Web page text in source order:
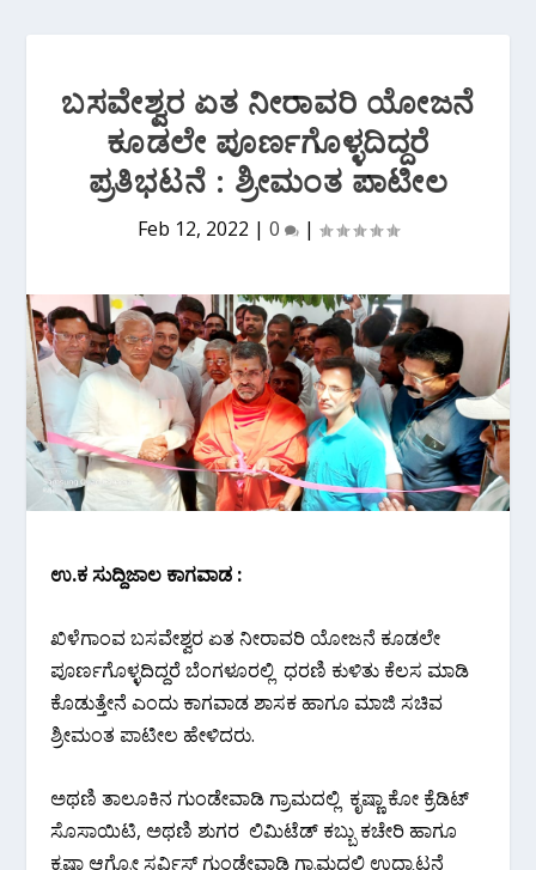
ಬಸವೇಶ್ವರ ಏತ ನೀರಾವರಿ ಯೋಜನೆ
ಕೂಡಲೇ ಪೂರ್ಣಗೊಳ್ಳದಿದ್ದರೆ
ಪ್ರತಿಭಟನೆ : ಶ್ರೀಮಂತ ‌ಪಾಟೀಲ
Feb 12, 2022 | 0 |
ಉ.ಕ ಸುದ್ದಿಜಾಲ ಕಾಗವಾಡ :
ಖಿಳೆಗಾಂವ ಬಸವೇಶ್ವರ ಏತ ನೀರಾವರಿ ಯೋಜನೆ ಕೂಡಲೇ
ಪೂರ್ಣಗೊಳ್ಳದಿದ್ದರೆ ಬೆಂಗಳೂರಲ್ಲಿ ಧರಣಿ ಕುಳಿತು ಕೆಲಸ ಮಾಡಿ
ಕೊಡುತ್ತೇನೆ ಎಂದು ಕಾಗವಾಡ ಶಾಸಕ ಹಾಗೂ ಮಾಜಿ ಸಚಿವ
ಶ್ರೀಮಂತ ಪಾಟೀಲ ಹೇಳಿದರು.
ಅಥಣಿ ತಾಲೂಕಿನ ಗುಂಡೇವಾಡಿ ಗ್ರಾಮದಲ್ಲಿ ಕೃಷ್ಣಾ ಕೋ ಕ್ರೆಡಿಟ್
ಸೊಸಾಯಿಟಿ, ಅಥಣಿ ಶುಗರ ಲಿಮಿಟೆಡ್ ಕಬ್ಬು ಕಚೇರಿ ಹಾಗೂ
ಕೃಷ್ಣಾ ಆಗ್ರೋ ಸರ್ವಿಸ್ ಗುಂಡೇವಾಡಿ ಗ್ರಾಮದಲ್ಲಿ ಉದ್ಘಾಟನೆ